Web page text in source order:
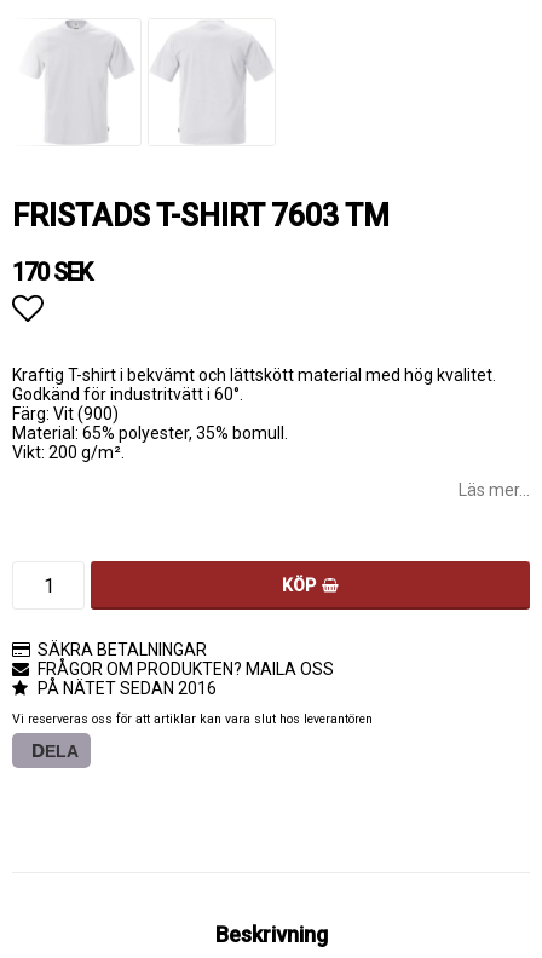
FRISTADS T-SHIRT 7603 TM
170 SEK
Kraftig T-shirt i bekvämt och lättskött material med hög kvalitet.
Godkänd för industritvätt i 60°.
Färg: Vit (900)
Material: 65% polyester, 35% bomull.
Vikt: 200 g/m².
Läs mer...
KÖP
SÄKRA BETALNINGAR
FRÅGOR OM PRODUKTEN? MAILA OSS
PÅ NÄTET SEDAN 2016
Vi reserveras oss för att artiklar kan vara slut hos leverantören
DELA
Beskrivning